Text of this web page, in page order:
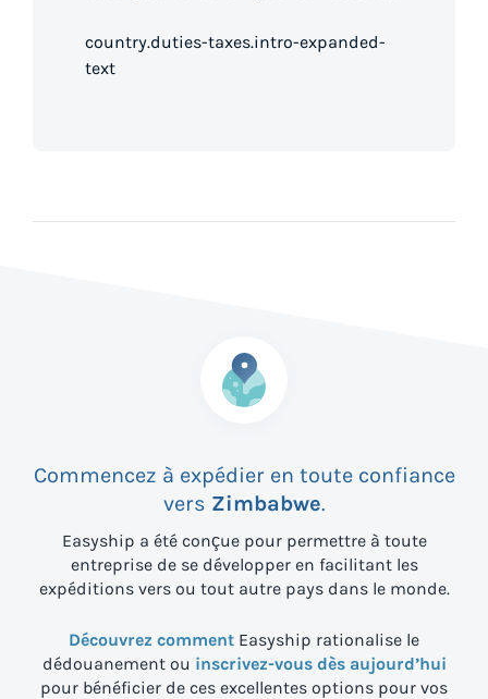
country.duties-taxes.intro-expanded-
text
Commencez à expédier en toute confiance
vers Zimbabwe.
Easyship a été conçue pour permettre à toute
entreprise de se développer en facilitant les
expéditions vers ou tout autre pays dans le monde.
Découvrez comment Easyship rationalise le
dédouanement ou inscrivez-vous dès aujourd’hui
pour bénéficier de ces excellentes options pour vos